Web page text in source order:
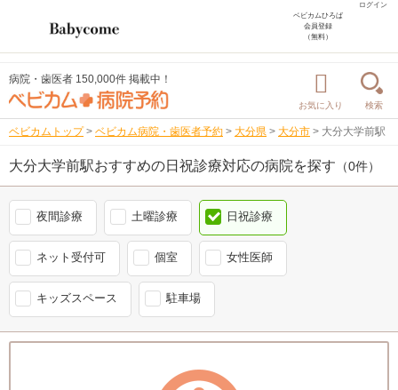
ログイン
ベビカムひろば
会員登録
（無料）
病院・歯医者 150,000件 掲載中！
お気に入り 検索
ベビカムトップ > ベビカム病院・歯医者予約 > 大分県 > 大分市 > 大分大学前駅
大分大学前駅おすすめの日祝診療対応の病院を探す （0件）
夜間診療 土曜診療 日祝診療
ネット受付可 個室 女性医師
キッズスペース 駐車場